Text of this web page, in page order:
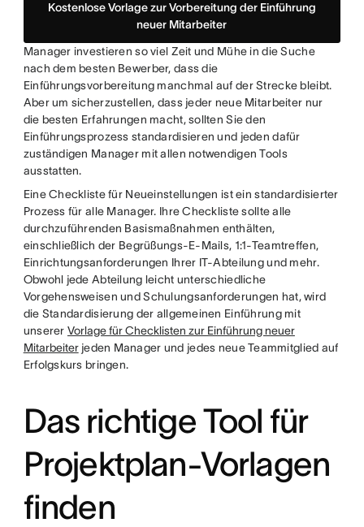
Kostenlose Vorlage zur Vorbereitung der Einführung
neuer Mitarbeiter
Manager investieren so viel Zeit und Mühe in die Suche
nach dem besten Bewerber, dass die
Einführungsvorbereitung manchmal auf der Strecke bleibt.
Aber um sicherzustellen, dass jeder neue Mitarbeiter nur
die besten Erfahrungen macht, sollten Sie den
Einführungsprozess standardisieren und jeden dafür
zuständigen Manager mit allen notwendigen Tools
ausstatten.
Eine Checkliste für Neueinstellungen ist ein standardisierter
Prozess für alle Manager. Ihre Checkliste sollte alle
durchzuführenden Basismaßnahmen enthälten,
einschließlich der Begrüßungs-E-Mails, 1:1-Teamtreffen,
Einrichtungsanforderungen Ihrer IT-Abteilung und mehr.
Obwohl jede Abteilung leicht unterschiedliche
Vorgehensweisen und Schulungsanforderungen hat, wird
die Standardisierung der allgemeinen Einführung mit
unserer Vorlage für Checklisten zur Einführung neuer
Mitarbeiterjeden Manager und jedes neue Teammitglied auf
Erfolgskurs bringen.
Das richtige Tool für
Projektplan-Vorlagen
finden